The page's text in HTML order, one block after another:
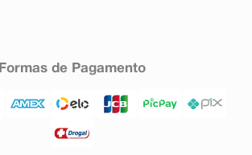
Formas de Pagamento